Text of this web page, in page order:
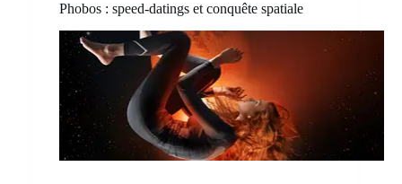
Phobos : speed-datings et conquête spatiale